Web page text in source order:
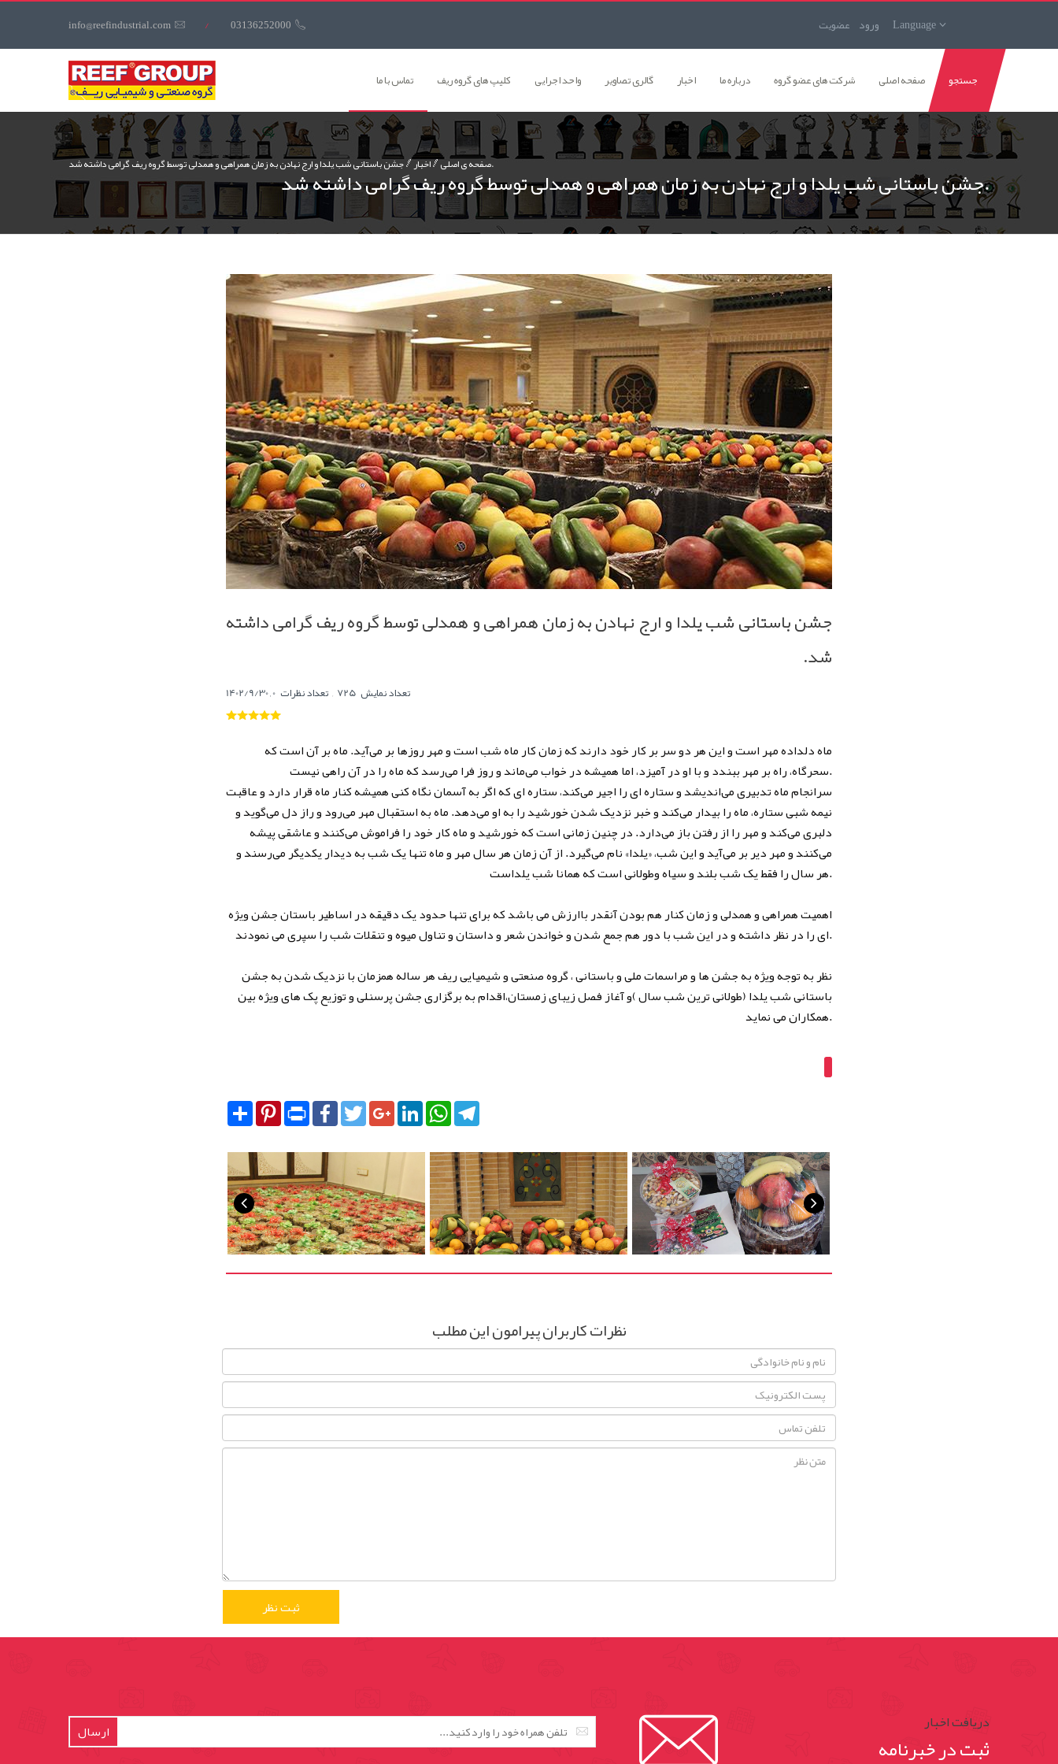
info@reefindustrial.com / 03136252000 عضويت ورود Language
منوی
کاربری
جستجو صفحه اصلی شرکت های عضو گروه درباره ما اخبار گالری تصاوير واحد اجرایی کلیپ های گروه ریف تماس با ما
صفحه ی اصلی اخبار جشن باستانی شب یلدا و ارج نهادن به زمان همراهی و همدلی توسط گروه ریف گرامی داشته شد. جشن باستانی شب یلدا و ارج نهادن به زمان همراهی و همدلی توسط گروه ریف گرامی داشته شد.
جشن باستانی شب یلدا و ارج نهادن به زمان همراهی و همدلی توسط گروه ریف گرامی داشته
شد.
1402/9/30, تعداد نمایش ,تعداد نظرات
سحرگاه، راه بر مهر ببندد و با او در آمیزد، اما همیشه در خواب می‌ماند و روز فرا می‌رسد که ماه را در آن راهی نیست.
سرانجام ماه تدبیری می‌اندیشد و ستاره ای را اجیر می‌کند، ستاره ای که اگر به آسمان نگاه کنی همیشه کنار ماه قرار دارد و عاقبت
نیمه شبی ستاره، ماه را بیدار می‌کند و خبر نزدیک شدن خورشید را به او می‌دهد. ماه به استقبال مهر می‌رود و راز دل می‌گوید و
دلبری می‌کند و مهر را از رفتن باز می‌دارد. در چنین زمانی است که خورشید و ماه کار خود را فراموش می‌کنند و عاشقی پیشه
می‌کنند و مهر دیر بر می‌آید و این شب، «یلدا» نام می‌گیرد. از آن زمان هر سال مهر و ماه تنها یک شب به دیدار یکدیگر می‌رسند و
هر سال را فقط یک شب بلند و سیاه وطولانی است که همانا شب یلداست.
اهمیت همراهی و همدلی و زمان کنار هم بودن آنقدر باارزش می باشد که برای تنها حدود یک دقیقه در اساطیر باستان جشن ویژه
ای را در نظر داشته و در این شب با دور هم جمع شدن و خواندن شعر و داستان و تناول میوه و تنقلات شب را سپری می نمودند.
نظر به توجه ویژه به جشن ها و مراسمات ملی و باستانی ، گروه صنعتی و شیمیایی ریف هر ساله همزمان با نزدیک شدن به جشن
باستانی شب یلدا (طولانی ترین شب سال )و آغاز فصل زیبای زمستان،اقدام به برگزاری جشن پرسنلی و توزیع پک های ویژه بین
همکاران می نماید.
SharePinterestPrint FacebookTwitterGoogle+LinkedInWhatsApp
نظرات کاربران پیرامون این مطلب
دریافت اخبار
ثبت در خبرنامه ارسال